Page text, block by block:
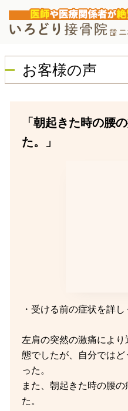
お客様の声
「朝起きた時の腰
た。」
・受ける前の症状を詳
左肩の突然の激痛によ
態でしたが、自分では
った。
また、朝起きた時の腰
た。